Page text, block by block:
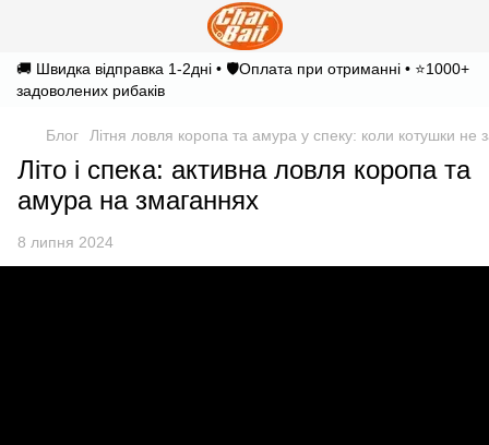
🚚 Швидка відправка 1-2дні • 🛡️Оплата при отриманні • ⭐1000+
задоволених рибаків
Блог Літня ловля коропа та амура у спеку: коли котушки не
Літо і спека: активна ловля коропа та
амура на змаганнях
8 липня 2024